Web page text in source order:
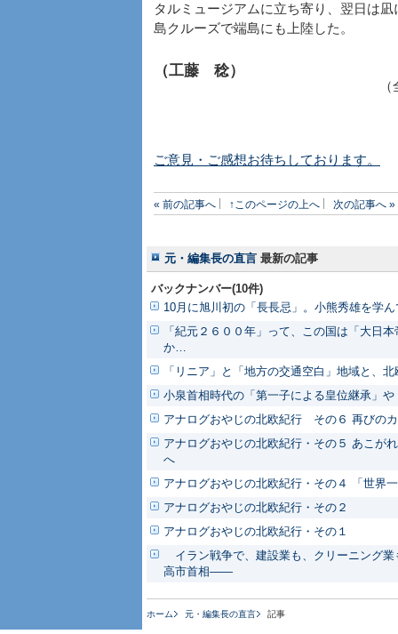
タルミュージアムに立ち寄り、翌日は
島クルーズで端島にも上陸した。
（工藤 稔）
ご意見・ご感想お待ちしております。
« 前の記事へ ↑このページの上へ 次の記事へ »
元・編集長の直言 最新の記事
バックナンバー(10件)
10月に旭川初の「長長忌」。小熊秀雄を学
「紀元２６００年」って、この国は「大日
か…
「リニア」と「地方の交通空白」地域と、
小泉首相時代の「第一子による皇位継承」
アナログおやじの北欧紀行 その６ 再びの
アナログおやじの北欧紀行・その５ あこが
へ
アナログおやじの北欧紀行・その４ 「世界
アナログおやじの北欧紀行・その２
アナログおやじの北欧紀行・その１
イラン戦争で、建設業も、クリーニング
高市首相――
ホーム 元・編集長の直言 記事